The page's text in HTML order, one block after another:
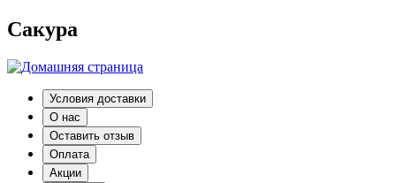
Сакура
Условия доставки
О нас
Оставить отзыв
Оплата
Акции